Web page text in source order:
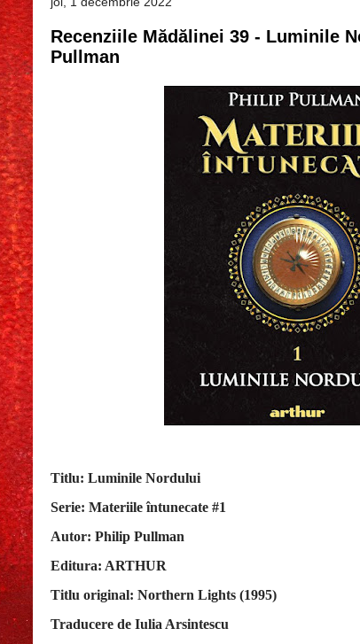
Recenziile Mădălinei 39 - Luminile
Pullman
Titlu: Luminile Nordului
Serie: Materiile întunecate #1
Autor: Philip Pullman
Editura: ARTHUR
Titlu original: Northern Lights (1995)
Traducere de Iulia Arsintescu